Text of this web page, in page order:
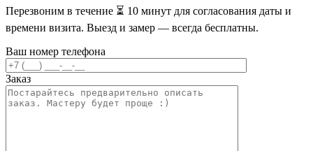
Перезвоним в течение ⏳ 10 минут для согласования даты и
времени визита. Выезд и замер — всегда бесплатны.
Ваш номер телефона
Заказ